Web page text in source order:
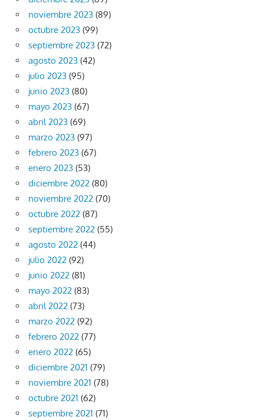
noviembre 2023 (89)
octubre 2023 (99)
septiembre 2023 (72)
agosto 2023 (42)
julio 2023 (95)
junio 2023 (80)
mayo 2023 (67)
abril 2023 (69)
marzo 2023 (97)
febrero 2023 (67)
enero 2023 (53)
diciembre 2022 (80)
noviembre 2022 (70)
octubre 2022 (87)
septiembre 2022 (55)
agosto 2022 (44)
julio 2022 (92)
junio 2022 (81)
mayo 2022 (83)
abril 2022 (73)
marzo 2022 (92)
febrero 2022 (77)
enero 2022 (65)
diciembre 2021 (79)
noviembre 2021 (78)
octubre 2021 (62)
septiembre 2021 (71)